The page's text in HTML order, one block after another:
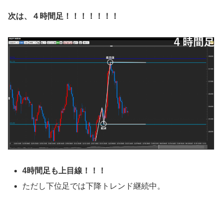
次は、４時間足！！！！！！！
4時間足も上目線 ！！！
ただし下位足では下降トレンド継続中。